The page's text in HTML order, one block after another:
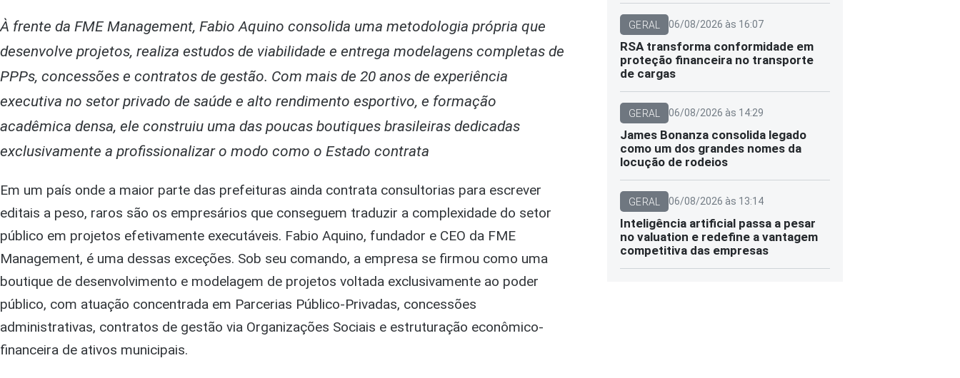
À frente da FME Management, Fabio Aquino consolida uma metodologia própria que
desenvolve projetos, realiza estudos de viabilidade e entrega modelagens completas de
PPPs, concessões e contratos de gestão. Com mais de 20 anos de experiência
executiva no setor privado de saúde e alto rendimento esportivo, e formação
acadêmica densa, ele construiu uma das poucas boutiques brasileiras dedicadas
exclusivamente a profissionalizar o modo como o Estado contrata
Em um país onde a maior parte das prefeituras ainda contrata consultorias para escrever
editais a peso, raros são os empresários que conseguem traduzir a complexidade do setor
público em projetos efetivamente executáveis. Fabio Aquino, fundador e CEO da FME
Management, é uma dessas exceções. Sob seu comando, a empresa se firmou como uma
boutique de desenvolvimento e modelagem de projetos voltada exclusivamente ao poder
público, com atuação concentrada em Parcerias Público-Privadas, concessões
administrativas, contratos de gestão via Organizações Sociais e estruturação econômico-
financeira de ativos municipais.
GERAL 06/08/2026 às 16:07
RSA transforma conformidade em
proteção financeira no transporte
de cargas
GERAL 06/08/2026 às 14:29
James Bonanza consolida legado
como um dos grandes nomes da
locução de rodeios
GERAL 06/08/2026 às 13:14
Inteligência artificial passa a pesar
no valuation e redefine a vantagem
competitiva das empresas